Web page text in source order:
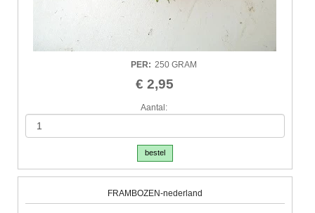
PER: 250 GRAM
€ 2,95
Aantal:
bestel
FRAMBOZEN-nederland